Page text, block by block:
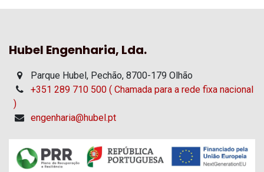
Hubel Engenharia, Lda.
Parque Hubel, Pechão, 8700-179 Olhão
+351 289 710 500 ( Chamada para a rede fixa nacional
)
engenharia@hubel.pt